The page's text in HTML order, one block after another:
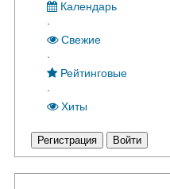
Календарь
·
Свежие
·
Рейтинговые
·
Хиты
Регистрация Войти